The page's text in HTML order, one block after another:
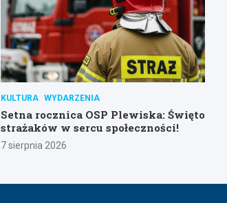
KULTURA WYDARZENIA
Setna rocznica OSP Plewiska: Święto
strażaków w sercu społeczności!
7 sierpnia 2026